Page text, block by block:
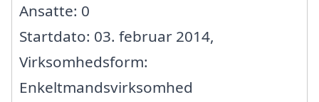
Ansatte: 0
Startdato: 03. februar 2014,
Virksomhedsform:
Enkeltmandsvirksomhed